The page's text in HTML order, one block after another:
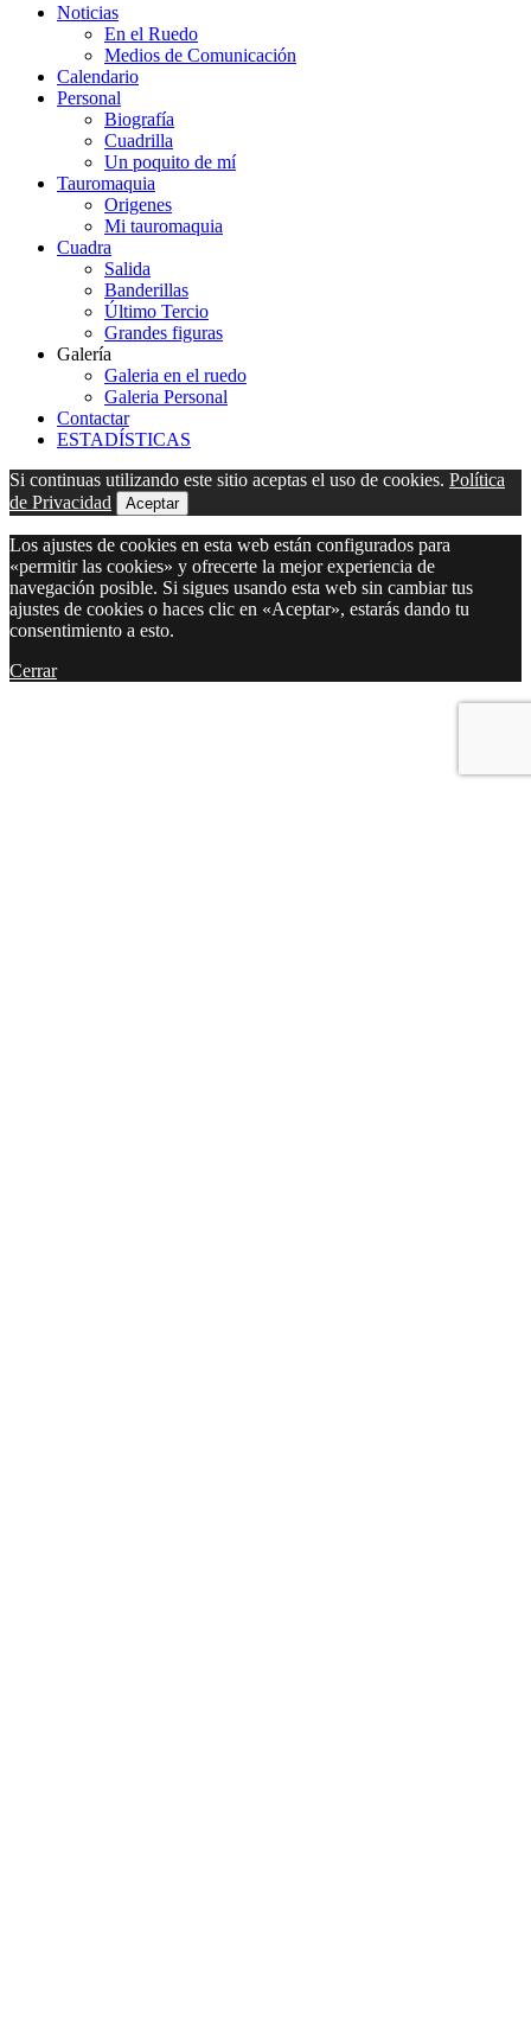
Noticias
En el Ruedo
Medios de Comunicación
Calendario
Personal
Biografía
Cuadrilla
Un poquito de mí
Tauromaquia
Origenes
Mi tauromaquia
Cuadra
Salida
Banderillas
Último Tercio
Grandes figuras
Galería
Galeria en el ruedo
Galeria Personal
Contactar
ESTADÍSTICAS
Si continuas utilizando este sitio aceptas el uso de cookies. Política
de Privacidad
Aceptar
Los ajustes de cookies en esta web están configurados para
«permitir las cookies» y ofrecerte la mejor experiencia de
navegación posible. Si sigues usando esta web sin cambiar tus
ajustes de cookies o haces clic en «Aceptar», estarás dando tu
consentimiento a esto.
Cerrar